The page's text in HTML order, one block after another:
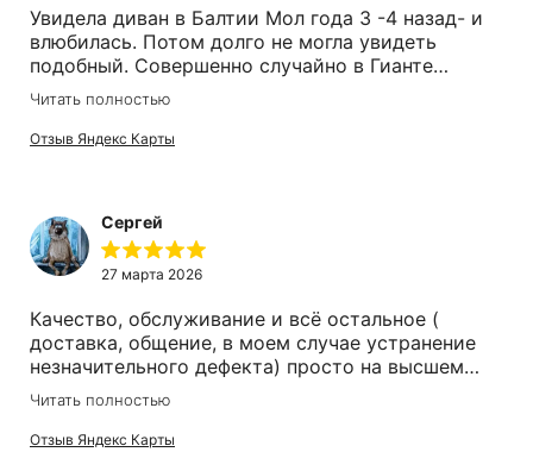
Увидела диван в Балтии Мол года 3 -4 назад- и
влюбилась. Потом долго не могла увидеть
подобный. Совершенно случайно в Гианте
наткнулась на такой, и продавец Ирина, все
также внимательна и общительная. Все
рассказала, о кострукции. Купили.Доставка
Читать полностью
Отзыв Яндекс Карты
Сергей
27 марта 2026
Качество, обслуживание и всё остальное (
доставка, общение, в моем случае устранение
незначительного дефекта) просто на высшем
уровне. Очень долго искали качественный диван
реклайнер и нашли только здесь(Московский
прооспект). Спасибо за доставленное
Читать полностью
Отзыв Яндекс Карты